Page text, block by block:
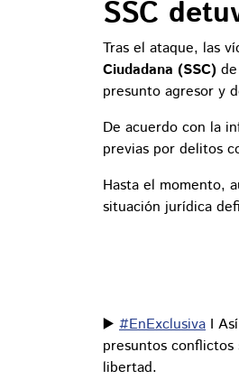
SSC
Tras el ataque, las
Ciudadana (SSC)
presunto agresor y
De acuerdo con la
previas por delitos
Hasta el momento,
situación jurídica
▶️ #EnExclusiva I
presuntos
libertad.